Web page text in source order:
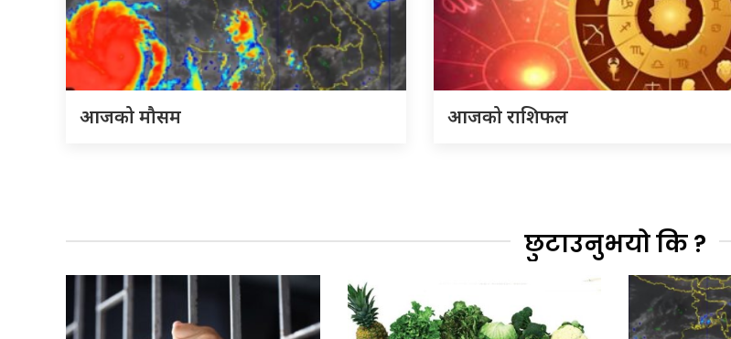
आजको मौसम आजको राशिफल
छुटाउनुभयो कि ?